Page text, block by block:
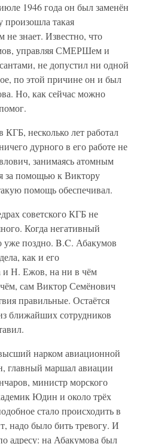
1946 года он был заменён
такая
не знает. Известно, что
управляя СМЕРШем и
не допустил ни одной
по этой причине он и был
Но, как сейчас можно
несколько лет работал
дурного в его работе не
занимаясь атомным
за помощью к Виктору
помощь обеспечивал.
советского КГБ не
Когда негативный
уже поздно. B.C. Абакумов
как и его
и Н. Ежов, на ни в чём
сам Виктор Семёнович
правильные. Остаётся
ближайших сотрудников
нарком авиационной
главный маршал авиации
министр морского
Юдин и около трёх
стало происходить в
надо было бить тревогу. И
адресу: на Абакумова был